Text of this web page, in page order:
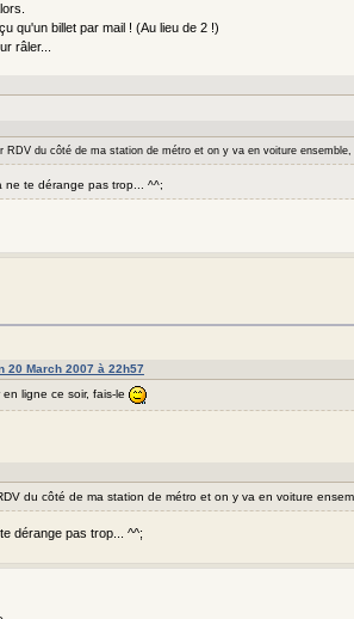
qu'un billet par mail ! (Au lieu de 2 !)
râler...
RDV du côté de ma station de métro et on y va en voiture
ne te dérange pas trop... ^^;
20 March 2007 à 22h57
ligne ce soir, fais-le
du côté de ma station de métro et on y va en voiture
dérange pas trop... ^^;